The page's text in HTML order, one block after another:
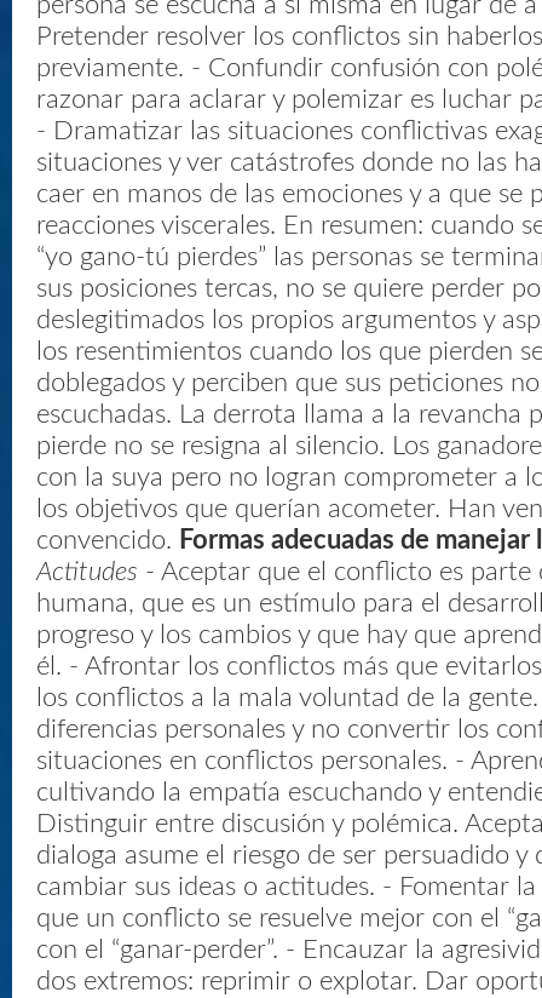
Pretender resolver los conflictos sin
previamente. - Confundir confusión con
razonar para aclarar y polemizar es luchar
- Dramatizar las situaciones conflictivas
situaciones y ver catástrofes donde no las
caer en manos de las emociones y a que se
reacciones viscerales. En resumen: cuando
“yo gano-tú pierdes” las personas se
sus posiciones tercas, no se quiere perder
deslegitimados los propios argumentos y
los resentimientos cuando los que pierden
doblegados y perciben que sus peticiones
escuchadas. La derrota llama a la revancha
pierde no se resigna al silencio. Los
con la suya pero no logran comprometer a
los objetivos que querían acometer. Han
convencido. Formas adecuadas de
Actitudes - Aceptar que el conflicto es parte
humana, que es un estímulo para el
progreso y los cambios y que hay que
él. - Afrontar los conflictos más que
los conflictos a la mala voluntad de la
diferencias personales y no convertir los
situaciones en conflictos personales. -
cultivando la empatía escuchando y
Distinguir entre discusión y polémica.
dialoga asume el riesgo de ser persuadido y
cambiar sus ideas o actitudes. - Fomentar
que un conflicto se resuelve mejor con el
con el “ganar-perder”. - Encauzar la
dos extremos: reprimir o explotar. Dar